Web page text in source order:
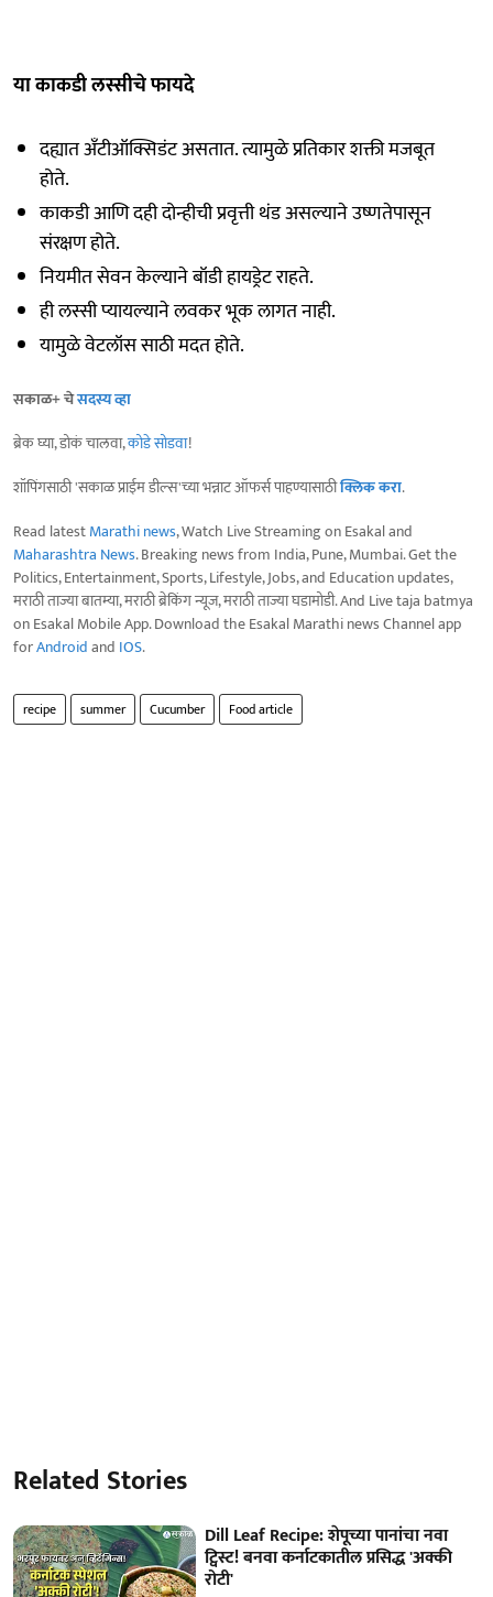
या काकडी लस्सीचे फायदे
दह्यात अँटीऑक्सिडंट असतात. त्यामुळे प्रतिकार शक्ती मजबूत
होते.
काकडी आणि दही दोन्हीची प्रवृत्ती थंड असल्याने उष्णतेपासून
संरक्षण होते.
नियमीत सेवन केल्याने बॉडी हायड्रेट राहते.
ही लस्सी प्यायल्याने लवकर भूक लागत नाही.
यामुळे वेटलॉस साठी मदत होते.
सकाळ+ चेसदस्य व्हा
ब्रेक घ्या, डोकं चालवा,कोडे सोडवा!
शॉपिंगसाठी 'सकाळ प्राईम डील्स'च्या भन्नाट ऑफर्स पाहण्यासाठीक्लिक करा.
Read latestMarathi news, Watch Live Streaming on Esakal and
Maharashtra News. Breaking news from India, Pune, Mumbai. Get the
Politics, Entertainment, Sports, Lifestyle, Jobs, and Education updates,
मराठी ताज्या बातम्या, मराठी ब्रेकिंग न्यूज, मराठी ताज्या घडामोडी. And Live taja batmya
on Esakal Mobile App. Download the Esakal Marathi news Channel app
forAndroidand IOS.
recipe summer Cucumber Food article
Related Stories
Dill Leaf Recipe: शेपूच्या पानांचा नवा
ट्विस्ट! बनवा कर्नाटकातील प्रसिद्ध 'अक्की
रोटी'